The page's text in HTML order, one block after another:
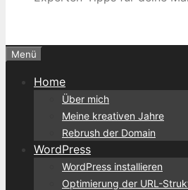
Menü
Home
Über mich
Meine kreativen Jahre
Rebrush der Domain
WordPress
WordPress installieren
Optimierung der URL-